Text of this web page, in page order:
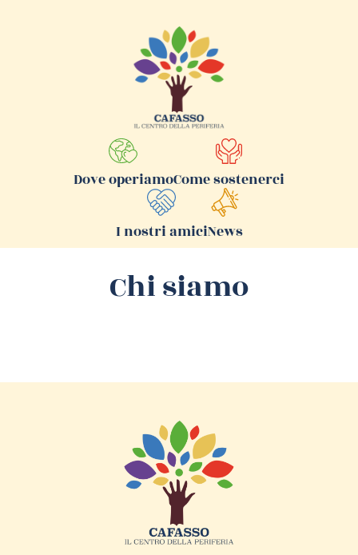
Dove operiamoCome sostenerci
I nostri amiciNews
Chi siamo